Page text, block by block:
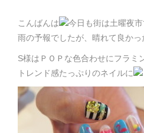
こんばんは
今日も街は土曜夜
雨の予報でしたが、晴れて良かっ
S様はＰＯＰな色合わせにフラミ
トレンド感たっぷりのネイルに